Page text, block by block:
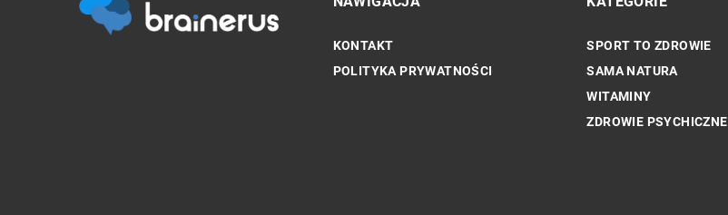
KONTAKT
POLITYKA PRYWATNOŚCI
SPORT TO ZDROWIE
SAMA NATURA
WITAMINY
ZDROWIE PSYCHICZNE
INNE